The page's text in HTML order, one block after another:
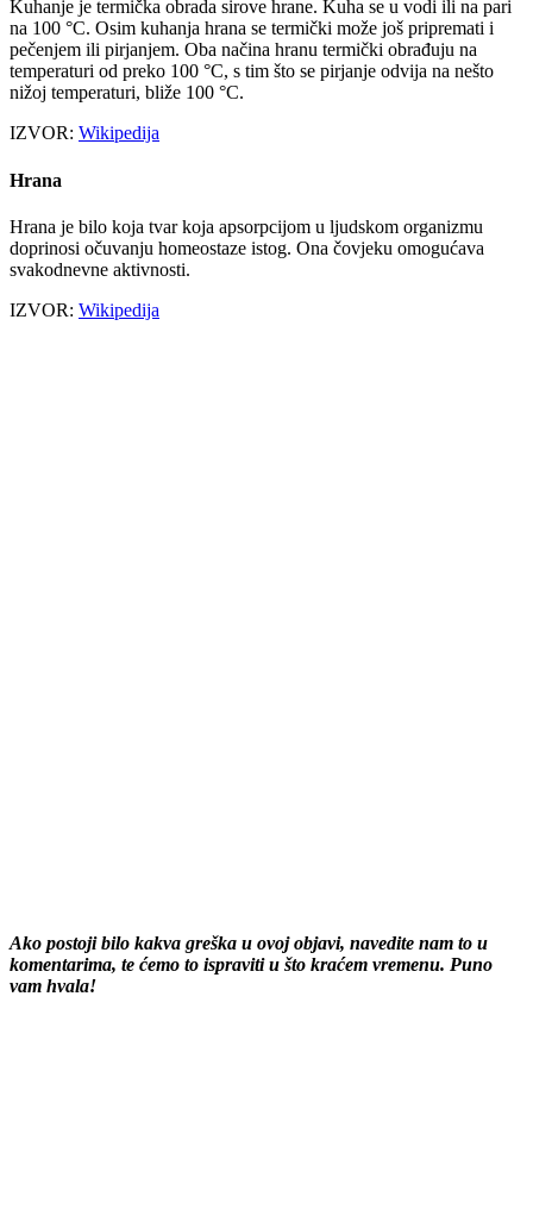
Kuhanje je termička obrada sirove hrane. Kuha se u vodi ili na pari
na 100 °C. Osim kuhanja hrana se termički može još pripremati i
pečenjem ili pirjanjem. Oba načina hranu termički obrađuju na
temperaturi od preko 100 °C, s tim što se pirjanje odvija na nešto
nižoj temperaturi, bliže 100 °C.
IZVOR: Wikipedija
Hrana
Hrana je bilo koja tvar koja apsorpcijom u ljudskom organizmu
doprinosi očuvanju homeostaze istog. Ona čovjeku omogućava
svakodnevne aktivnosti.
IZVOR: Wikipedija
Ako postoji bilo kakva greška u ovoj objavi, navedite nam to u
komentarima, te ćemo to ispraviti u što kraćem vremenu. Puno
vam hvala!